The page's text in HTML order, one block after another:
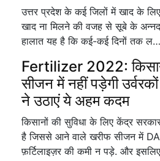
उत्तर प्रदेश के कई जिलों में खाद के
खाद ना मिलने की वजह से सूबे के
हालात यह है कि कई-कई दिनों तक ल…
Fertilizer 2022:
सीजन में नहीं पड़ेगी
ने उठाएं ये अहम कदम
किसानों की सुविधा के लिए केंद्र
है जिससे आने वाले खरीफ सीजन में
फ़र्टिलाइज़र की कमी न पड़े. और